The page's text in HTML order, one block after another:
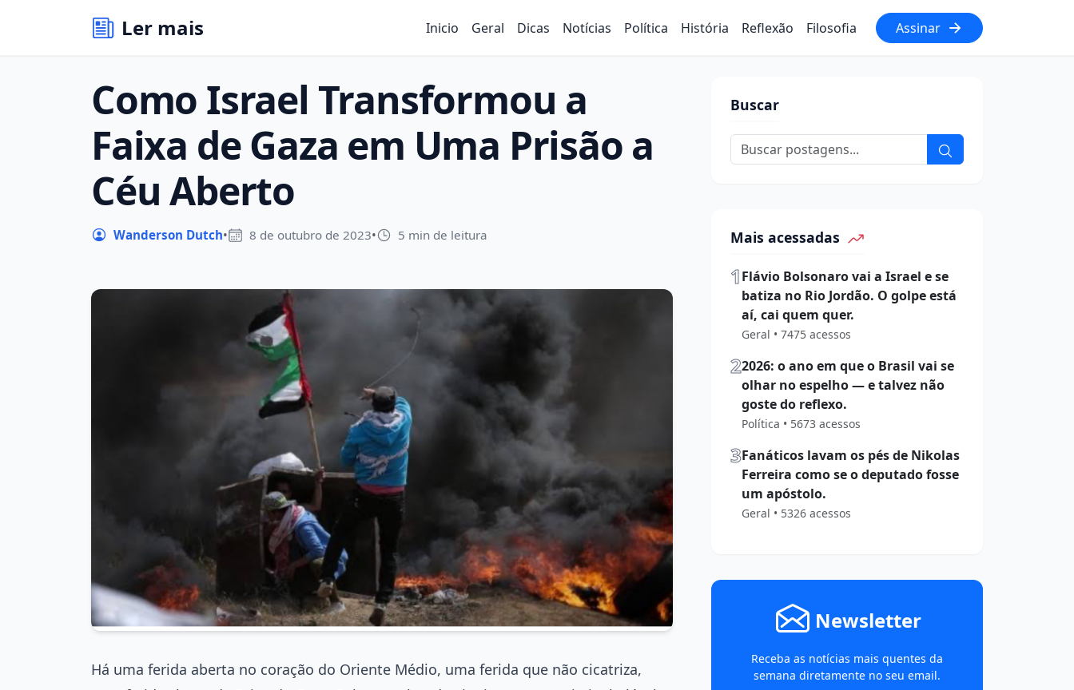
Ler mais Inicio Geral Dicas Notícias Política História Reflexão Filosofia Assinar
Como Israel Transformou a
Faixa de Gaza em Uma Prisão a
Céu Aberto
Wanderson Dutch• 8 de outubro de 2023• 5 min de leitura
Há uma ferida aberta no coração do Oriente Médio, uma ferida que não cicatriza,
Buscar
Mais acessadas
1Flávio Bolsonaro vai a Israel e se
batiza no Rio Jordão. O golpe está
aí, cai quem quer.
Geral • 7475 acessos
22026: o ano em que o Brasil vai se
olhar no espelho — e talvez não
goste do reflexo.
Política • 5673 acessos
3Fanáticos lavam os pés de Nikolas
Ferreira como se o deputado fosse
um apóstolo.
Geral • 5326 acessos
Newsletter
Receba as notícias mais quentes da
semana diretamente no seu email.